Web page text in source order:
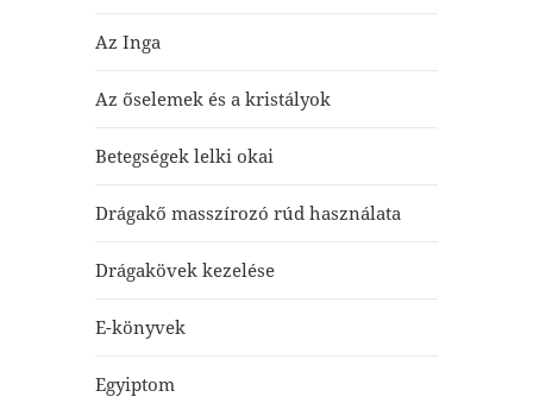
Az Inga
Az őselemek és a kristályok
Betegségek lelki okai
Drágakő masszírozó rúd használata
Drágakövek kezelése
E-könyvek
Egyiptom